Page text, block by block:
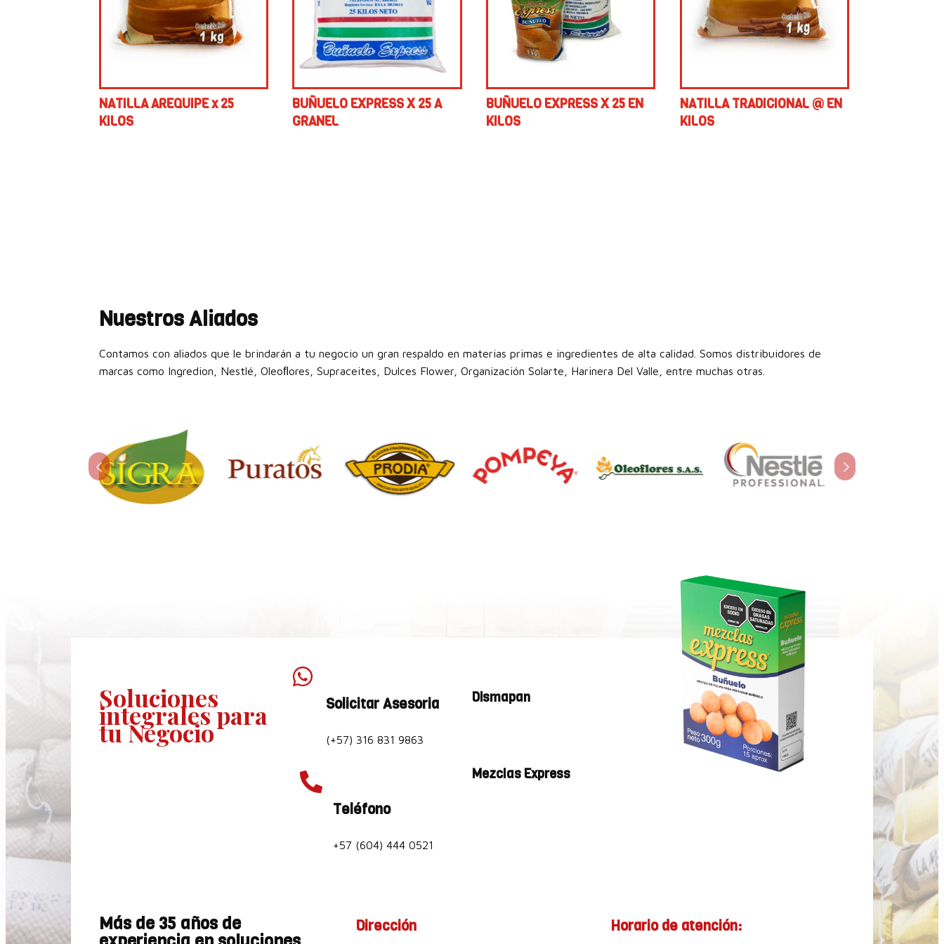
NATILLA AREQUIPE x 25
KILOS
BUÑUELO EXPRESS X 25 A
GRANEL
BUÑUELO EXPRESS X 25 EN
KILOS
NATILLA TRADICIONAL @ EN
KILOS
Nuestros Aliados
Contamos con aliados que le brindarán a tu negocio un gran respaldo en materias primas e ingredientes de alta calidad. Somos distribuidores de
marcas como Ingredion, Nestlé, Oleoﬂores, Supraceites, Dulces Flower, Organización Solarte, Harinera Del Valle, entre muchas otras.
Soluciones
integralespara
tu Negocio

Solicitar Asesoria
(+57) 316 831 9863

Teléfono
+57 (604) 444 0521
Dismapan
Mezclas Express
Más de 35 años de Dirección Horario de atención: